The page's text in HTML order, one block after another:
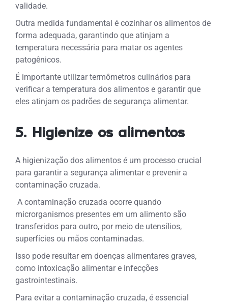
validade.
Outra medida fundamental é cozinhar os alimentos de
forma adequada, garantindo que atinjam a
temperatura necessária para matar os agentes
patogênicos.
É importante utilizar termômetros culinários para
verificar a temperatura dos alimentos e garantir que
eles atinjam os padrões de segurança alimentar.
5. Higienize os alimentos
A higienização dos alimentos é um processo crucial
para garantir a segurança alimentar e prevenir a
contaminação cruzada.
A contaminação cruzada ocorre quando
microrganismos presentes em um alimento são
transferidos para outro, por meio de utensílios,
superfícies ou mãos contaminadas.
Isso pode resultar em doenças alimentares graves,
como intoxicação alimentar e infecções
gastrointestinais.
Para evitar a contaminação cruzada, é essencial